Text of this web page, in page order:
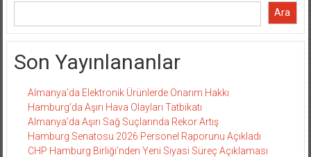
Ara
Son Yayınlananlar
Almanya’da Elektronik Ürünlerde Onarım Hakkı
Hamburg’da Aşırı Hava Olayları Tatbikatı
Almanya’da Aşırı Sağ Suçlarında Rekor Artış
Hamburg Senatosu 2026 Personel Raporunu Açıkladı
CHP Hamburg Birliği’nden Yeni Siyasi Süreç Açıklaması